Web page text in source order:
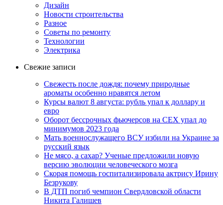
Дизайн
Новости строительства
Разное
Советы по ремонту
Технологии
Электрика
Свежие записи
Свежесть после дождя: почему природные
ароматы особенно нравятся летом
Курсы валют 8 августа: рубль упал к доллару и
евро
Оборот бессрочных фьючерсов на CEX упал до
минимумов 2023 года
Мать военнослужащего ВСУ избили на Украине за
русский язык
Не мясо, а сахар? Ученые предложили новую
версию эволюции человеческого мозга
Скорая помощь госпитализировала актрису Ирину
Безрукову
В ДТП погиб чемпион Свердловской области
Никита Галишев